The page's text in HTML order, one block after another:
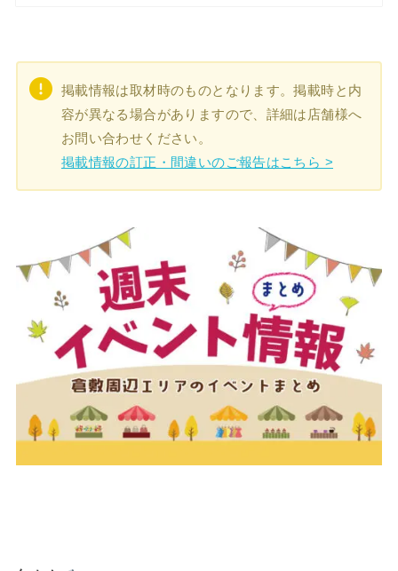
掲載情報は取材時のものとなります。掲載時と内
容が異なる場合がありますので、詳細は店舗様へ
お問い合わせください。
掲載情報の訂正・間違いのご報告はこちら >